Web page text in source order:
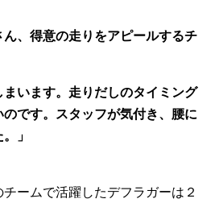
、得意の走りをアピールするチ
います。走りだしのタイミング
です。 スタッフが気付き、 腰に
」
ームで活躍したデフラガーは２